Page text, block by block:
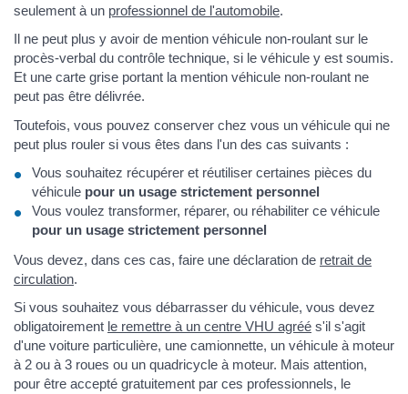
seulement à un professionnel de l'automobile.
Il ne peut plus y avoir de mention véhicule non-roulant sur le
procès-verbal du contrôle technique, si le véhicule y est soumis.
Et une carte grise portant la mention véhicule non-roulant ne
peut pas être délivrée.
Toutefois, vous pouvez conserver chez vous un véhicule qui ne
peut plus rouler si vous êtes dans l'un des cas suivants :
Vous souhaitez récupérer et réutiliser certaines pièces du
véhicule pour un usage strictement personnel
Vous voulez transformer, réparer, ou réhabiliter ce véhicule
pour un usage strictement personnel
Vous devez, dans ces cas, faire une déclaration de retrait de
circulation.
Si vous souhaitez vous débarrasser du véhicule, vous devez
obligatoirement le remettre à un centre VHU agréé s'il s'agit
d'une voiture particulière, une camionnette, un véhicule à moteur
à 2 ou à 3 roues ou un quadricycle à moteur. Mais attention,
pour être accepté gratuitement par ces professionnels, le